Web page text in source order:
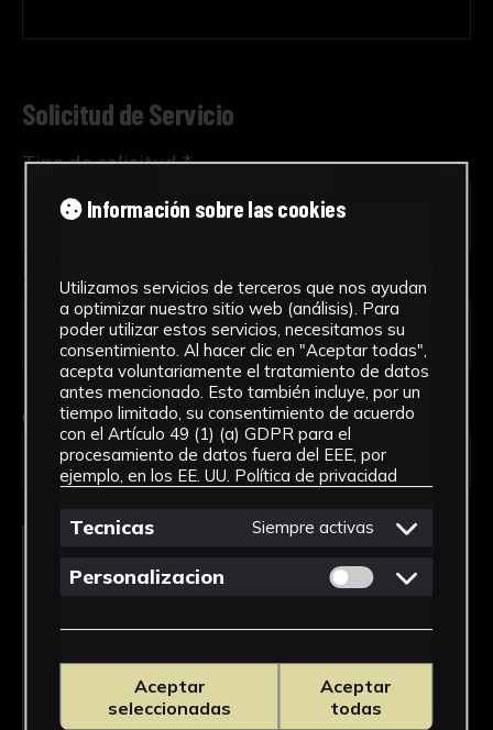
Solicitud de Servicio
Tipo de solicitud *
Tipo de uso *
Obra en la que está interesado/a*
FPED-0130/Escopeta de caña
Información sobre las cookies
Utilizamos servicios de terceros que nos ayudan
a optimizar nuestro sitio web (análisis). Para
poder utilizar estos servicios, necesitamos su
consentimiento. Al hacer clic en "Aceptar todas",
acepta voluntariamente el tratamiento de datos
antes mencionado. Esto también incluye, por un
tiempo limitado, su consentimiento de acuerdo
con el Artículo 49 (1) (a) GDPR para el
procesamiento de datos fuera del EEE, por
ejemplo, en los EE. UU. Política de privacidad
Tecnicas Siempre activas
Personalizacion Permitir cookies
Aceptar
seleccionadas
Aceptar
todas